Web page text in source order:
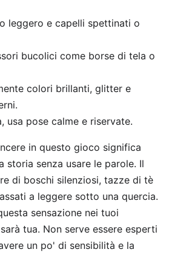
leggero e capelli spettinati o
bucolici come borse di tela o
colori brillanti, glitter e
usa pose calme e riservate.
in questo gioco significa
storia senza usare le parole. Il
di boschi silenziosi, tazze di tè
a leggere sotto una quercia.
sensazione nei tuoi
tua. Non serve essere esperti
un po' di sensibilità e la